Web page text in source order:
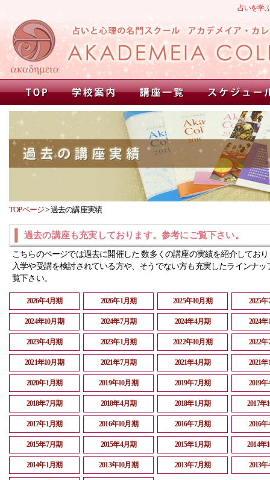
占いを学
TOPページ>過去の講座実績
過去の講座も充実しております。参考にご覧下さい。
こちらのページでは過去に開催した 数多くの講座の実績を紹介してお
入学や受講を検討されている方や、そうでない方も充実したラインナッ
覧下さい。
2026年4月期 2026年1月期 2025年10月期 2025
2024年10月期 2024年7月期 2024年4月期 2024
2023年4月期 2023年1月期 2022年10月期 2022
2021年10月期 2021年7月期 2021年4月期 2021
2020年1月期 2019年10月期 2019年7月期 2019
2018年7月期 2018年4月期 2018年1月期 2017年
2017年1月期 2016年10月期 2016年7月期 2016
2015年7月期 2015年4月期 2015年1月期 2014年
2014年1月期 2013年10月期 2013年7月期 2013